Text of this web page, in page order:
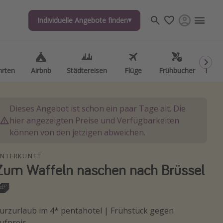
Individuelle Angebote finden
Airbnb Städtereisen Flüge Frühbucher
Individuelle Angebote finden
Airbnb Städtereisen Flüge Frühbucher
Dieses Angebot ist schon ein paar Tage alt. Die
hier angezeigten Preise und Verfügbarkeiten
können von den jetzigen abweichen.
Waffeln naschen nach Brüssel
im 4* pentahotel | Frühstück gegen